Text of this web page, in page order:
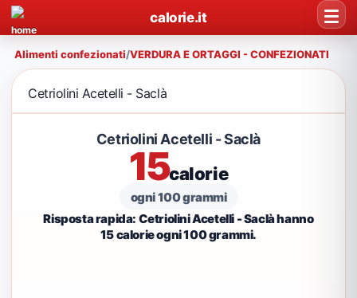
calorie.it
Alimenti confezionati/VERDURA E ORTAGGI - CONFEZIONATI
Cetriolini Acetelli - Saclà
Cetriolini Acetelli - Saclà
15calorie
ogni 100 grammi
Risposta rapida: Cetriolini Acetelli - Saclà hanno
15 calorie ogni 100 grammi.